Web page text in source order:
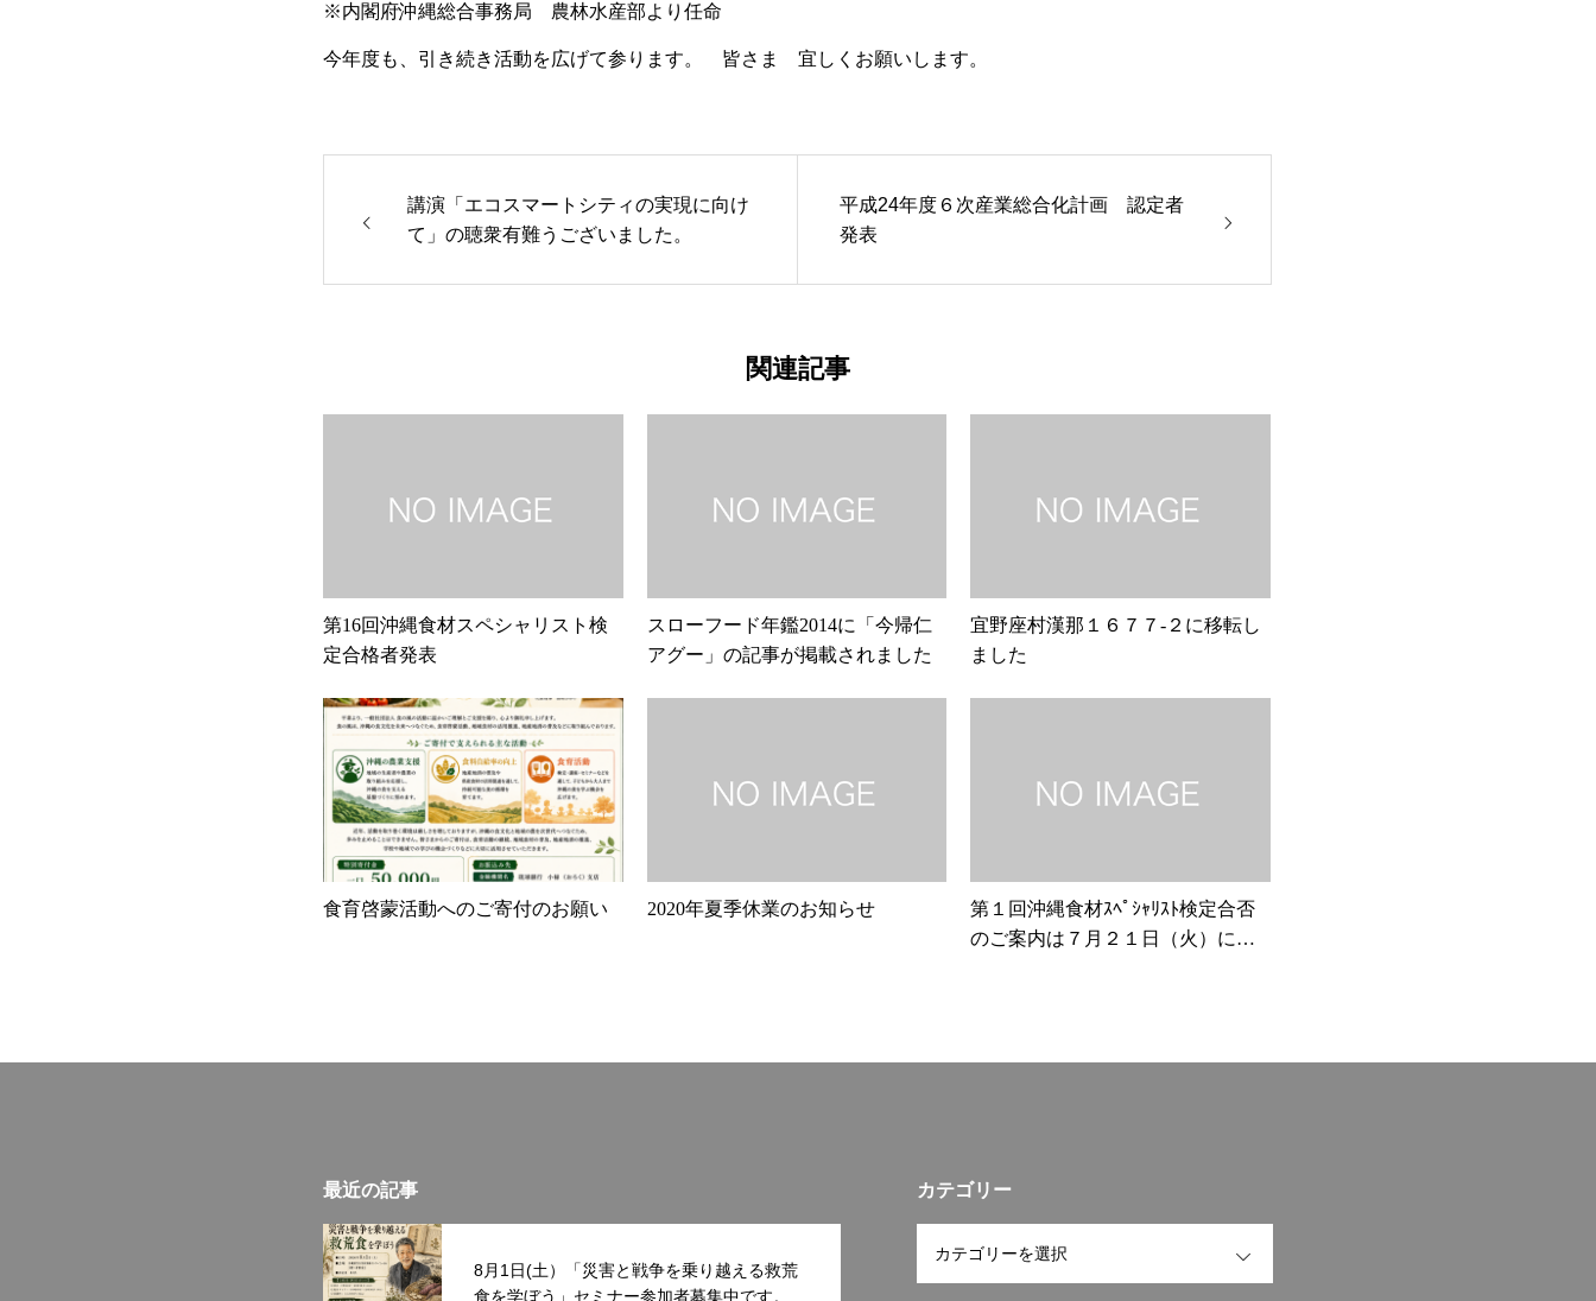
※内閣府沖縄総合事務局 農林水産部より任命
今年度も、引き続き活動を広げて参ります。 皆さま 宜しくお願いします。
講演「エコスマートシティの実現に向け
て」の聴衆有難うございました。
平成24年度６次産業総合化計画 認定者
発表
関連記事
第16回沖縄食材スペシャリスト検
定合格者発表
スローフード年鑑2014に「今帰仁
アグー」の記事が掲載されました
宜野座村漢那１６７７-２に移転し
ました
食育啓蒙活動へのご寄付のお願い 2020年夏季休業のお知らせ
第１回沖縄食材ｽﾍﾟｼｬﾘｽﾄ検定合否
のご案内は７月２１日（火）に発
最近の記事
8月1日(土）「災害と戦争を乗り越える救荒
食を学ぼう」セミナー参加者募集中です。
カテゴリー